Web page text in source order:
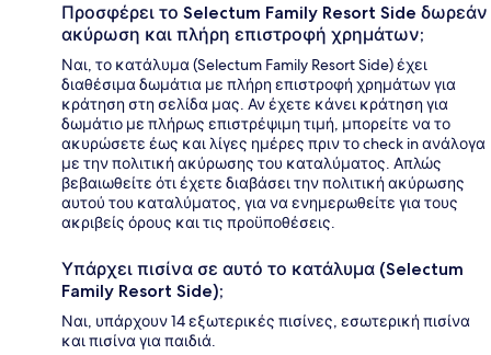
Προσφέρει το Selectum Family Resort Side δωρεάν
ακύρωση και πλήρη επιστροφή χρημάτων;
Ναι, το κατάλυμα (Selectum Family Resort Side) έχει
διαθέσιμα δωμάτια με πλήρη επιστροφή χρημάτων για
κράτηση στη σελίδα μας. Αν έχετε κάνει κράτηση για
δωμάτιο με πλήρως επιστρέψιμη τιμή, μπορείτε να το
ακυρώσετε έως και λίγες ημέρες πριν το check in ανάλογα
με την πολιτική ακύρωσης του καταλύματος. Απλώς
βεβαιωθείτε ότι έχετε διαβάσει την πολιτική ακύρωσης
αυτού του καταλύματος, για να ενημερωθείτε για τους
ακριβείς όρους και τις προϋποθέσεις.
Υπάρχει πισίνα σε αυτό το κατάλυμα (Selectum
Family Resort Side);
Ναι, υπάρχουν 14 εξωτερικές πισίνες, εσωτερική πισίνα
και πισίνα για παιδιά.